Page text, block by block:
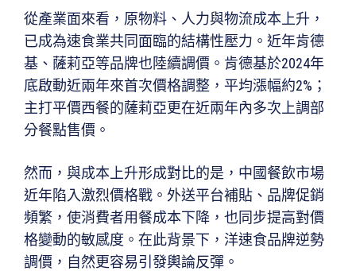
從產業面來看，原物料、人力與物流成本上升，
已成為速食業共同面臨的結構性壓力。近年肯德
基、薩莉亞等品牌也陸續調價。肯德基於2024年
底啟動近兩年來首次價格調整，平均漲幅約2%；
主打平價西餐的薩莉亞更在近兩年內多次上調部
分餐點售價。
然而，與成本上升形成對比的是，中國餐飲市場
近年陷入激烈價格戰。外送平台補貼、品牌促銷
頻繁，使消費者用餐成本下降，也同步提高對價
格變動的敏感度。在此背景下，洋速食品牌逆勢
調價，自然更容易引發輿論反彈。